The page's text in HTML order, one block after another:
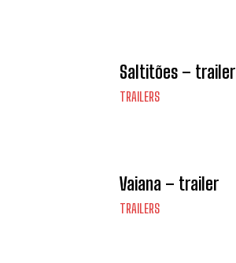
Saltitões – trailer
TRAILERS
Vaiana – trailer
TRAILERS